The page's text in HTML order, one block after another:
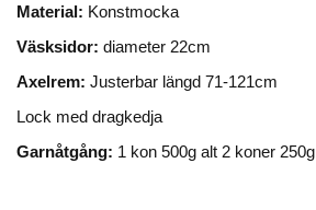
Material: Konstmocka
Väsksidor: diameter 22cm
Axelrem: Justerbar längd 71-121cm
Lock med dragkedja
Garnåtgång: 1 kon 500g alt 2 koner 250g